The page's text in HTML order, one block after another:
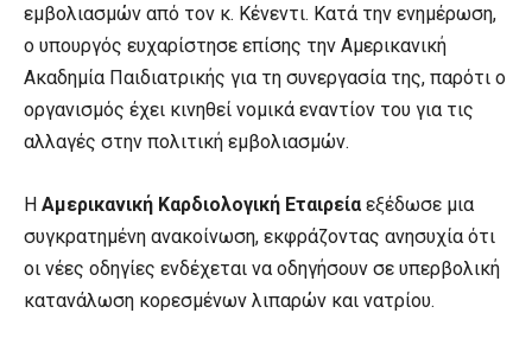
εμβολιασμών από τον κ. Κένεντι. Κατά την ενημέρωση,
ο υπουργός ευχαρίστησε επίσης την Αμερικανική
Ακαδημία Παιδιατρικής για τη συνεργασία της, παρότι ο
οργανισμός έχει κινηθεί νομικά εναντίον του για τις
αλλαγές στην πολιτική εμβολιασμών.
Η Αμερικανική Καρδιολογική Εταιρεία εξέδωσε μια
συγκρατημένη ανακοίνωση, εκφράζοντας ανησυχία ότι
οι νέες οδηγίες ενδέχεται να οδηγήσουν σε υπερβολική
κατανάλωση κορεσμένων λιπαρών και νατρίου.